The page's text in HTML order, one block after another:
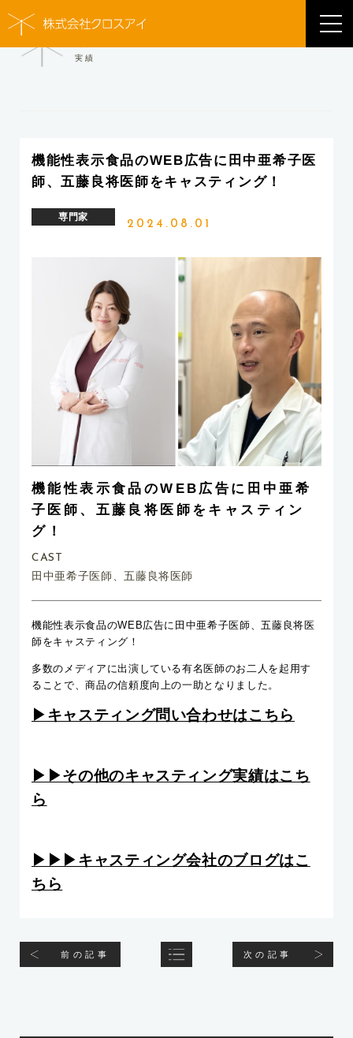
WORKS
実績
機能性表示食品のWEB広告に田中亜希子医
師、五藤良将医師をキャスティング！
専門家
2024.08.01
機能性表示食品のWEB広告に田中亜希
子医師、五藤良将医師をキャスティン
グ！
CAST
田中亜希子医師、五藤良将医師
機能性表示食品のWEB広告に田中亜希子医師、五藤良将医
師をキャスティング！
多数のメディアに出演している有名医師のお二人を起用す
ることで、商品の信頼度向上の一助となりました。
▶︎キャスティング問い合わせはこちら
▶︎▶︎その他のキャスティング実績はこち
ら
▶︎▶︎▶︎キャスティング会社のブログはこ
ちら
前の記事 次の記事